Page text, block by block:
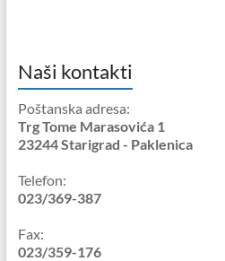
Naši kontakti
Poštanska adresa:
Trg Tome Marasovića 1
23244 Starigrad - Paklenica
Telefon:
023/369-387
Fax:
023/359-176